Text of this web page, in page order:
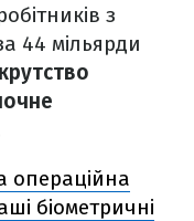
з
44 мільярди
операційна
біометричні